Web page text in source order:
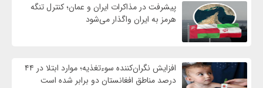
پیشرفت در مذاکرات ایران و عمان؛ کنترل تنگه
هرمز به ایران واگذار می‌شود
افزایش نگران‌کننده سوءتغذیه؛ موارد ابتلا در ۴۴
درصد مناطق افغانستان دو برابر شده است